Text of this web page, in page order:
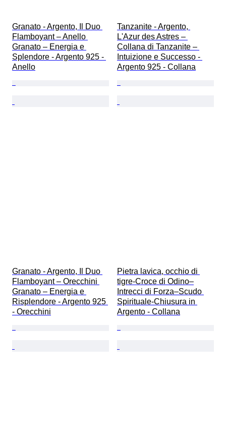
Granato - Argento, Il Duo
Flamboyant – Anello
Granato – Energia e
Splendore - Argento 925 -
Anello
Tanzanite - Argento,
L'Azur des Astres –
Collana di Tanzanite –
Intuizione e Successo -
Argento 925 - Collana
Granato - Argento, Il Duo
Flamboyant – Orecchini
Granato – Energia e
Risplendore - Argento 925
- Orecchini
Pietra lavica, occhio di
tigre-Croce di Odino–
Intrecci di Forza–Scudo
Spirituale-Chiusura in
Argento - Collana